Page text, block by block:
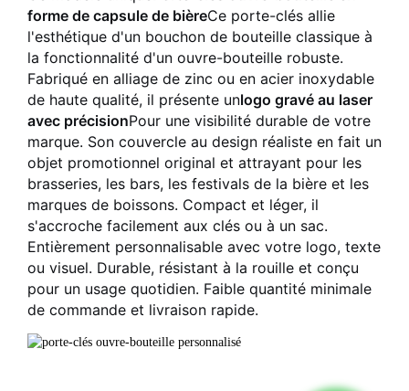
forme de capsule de bièreCe porte-clés allie
l'esthétique d'un bouchon de bouteille classique à
la fonctionnalité d'un ouvre-bouteille robuste.
Fabriqué en alliage de zinc ou en acier inoxydable
de haute qualité, il présente unlogo gravé au laser
avec précisionPour une visibilité durable de votre
marque. Son couvercle au design réaliste en fait un
objet promotionnel original et attrayant pour les
brasseries, les bars, les festivals de la bière et les
marques de boissons. Compact et léger, il
s'accroche facilement aux clés ou à un sac.
Entièrement personnalisable avec votre logo, texte
ou visuel. Durable, résistant à la rouille et conçu
pour un usage quotidien. Faible quantité minimale
de commande et livraison rapide.